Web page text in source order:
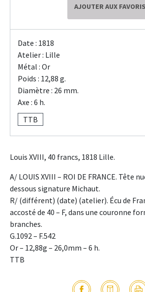
AJOUTER AUX FAVORIS
Date : 1818
Atelier : Lille
Métal : Or
Poids : 12,88 g.
Diamètre : 26 mm.
Axe : 6 h.
TTB
Louis XVIII, 40 francs, 1818 Lille.
A/ LOUIS XVIII – ROI DE FRANCE. Tête
dessous signature Michaut.
R/ (différent) (date) (atelier). Écu de
accosté de 40 – F, dans une couronne
branches.
G.1092 – F.542
Or – 12,88g – 26,0mm – 6 h.
TTB